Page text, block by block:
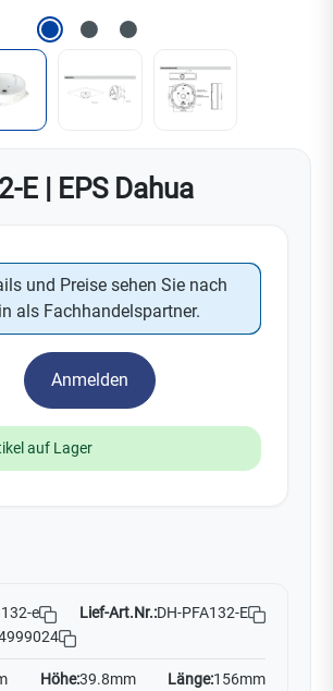
E | EPS Dahua
und Preise sehen Sie nach
als Fachhandelspartner.
Anmelden
auf Lager
e Lief-Art.Nr.:DH-PFA132-E
Höhe:39.8mm Länge:156mm